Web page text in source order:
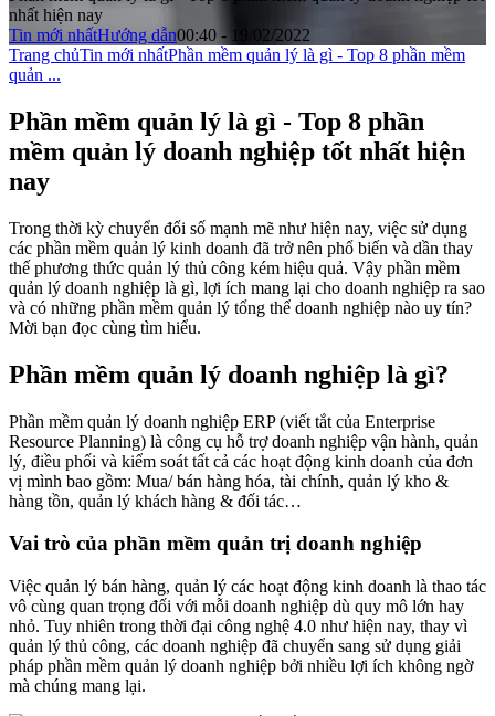
nhất hiện nay
Tin mới nhấtHướng dẫn00:40 - 19/02/2022
Trang chủTin mới nhấtPhần mềm quản lý là gì - Top 8 phần mềm
quản ...
Phần mềm quản lý là gì - Top 8 phần
mềm quản lý doanh nghiệp tốt nhất hiện
nay
Trong thời kỳ chuyển đổi số mạnh mẽ như hiện nay, việc sử dụng
các phần mềm quản lý kinh doanh đã trở nên phổ biến và dần thay
thế phương thức quản lý thủ công kém hiệu quả. Vậy phần mềm
quản lý doanh nghiệp là gì, lợi ích mang lại cho doanh nghiệp ra sao
và có những phần mềm quản lý tổng thể doanh nghiệp nào uy tín?
Mời bạn đọc cùng tìm hiểu.
Phần mềm quản lý doanh nghiệp là gì?
Phần mềm quản lý doanh nghiệp ERP (viết tắt của Enterprise
Resource Planning) là công cụ hỗ trợ doanh nghiệp vận hành, quản
lý, điều phối và kiểm soát tất cả các hoạt động kinh doanh của đơn
vị mình bao gồm: Mua/ bán hàng hóa, tài chính, quản lý kho &
hàng tồn, quản lý khách hàng & đối tác…
Vai trò của phần mềm quản trị doanh nghiệp
Việc quản lý bán hàng, quản lý các hoạt động kinh doanh là thao tác
vô cùng quan trọng đối với mỗi doanh nghiệp dù quy mô lớn hay
nhỏ. Tuy nhiên trong thời đại công nghệ 4.0 như hiện nay, thay vì
quản lý thủ công, các doanh nghiệp đã chuyển sang sử dụng giải
pháp phần mềm quản lý doanh nghiệp bởi nhiều lợi ích không ngờ
mà chúng mang lại.